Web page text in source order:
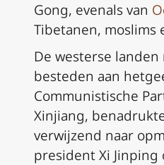
Gong, evenals van
Tibetanen, moslims
De westerse
besteden aan
Communistische
Xinjiang,
verwijzend naar
president Xi Jinping